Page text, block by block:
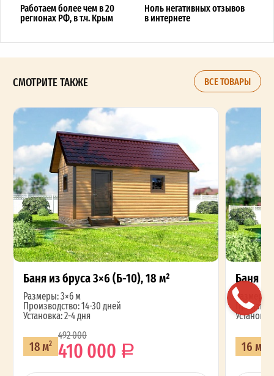
Работаем более чем в 20
регионах РФ, в т.ч. Крым
Ноль негативных отзывов
в интернете
СМОТРИТЕ ТАКЖЕ ВСЕ ТОВАРЫ
Баня из бруса 3×6 (Б-10), 18 м²
Размеры: 3×6 м
Производство: 14-30 дней
Установка: 2-4 дня
18 м2
492 000
410 000
Баня
Размеры:
16 м